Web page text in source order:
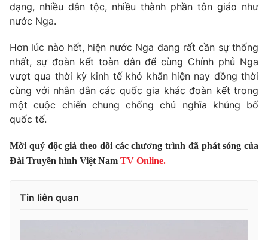
Video
VTV Money VTV Thể thao
VTV Sức khoẻ Bất động sản
VTV4 Vươn mình bằng AI
VTV9
dạng, nhiều dân tộc, nhiều thành phần tôn giáo như
nước Nga.
Hơn lúc nào hết, hiện nước Nga đang rất cần sự thống
nhất, sự đoàn kết toàn dân để cùng Chính phủ Nga
vượt qua thời kỳ kinh tế khó khăn hiện nay đồng thời
cùng với nhân dân các quốc gia khác đoàn kết trong
một cuộc chiến chung chống chủ nghĩa khủng bố
quốc tế.
Mời quý độc giả theo dõi các chương trình đã phát sóng của
Đài Truyền hình Việt Nam TV Online.
Tin liên quan